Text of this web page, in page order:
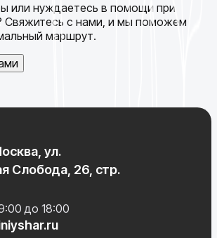
или нуждаетесь в помощи при
Свяжитесь с нами, и мы поможем
маршрут.
ул.
Слобода, 26, стр.
до 18:00